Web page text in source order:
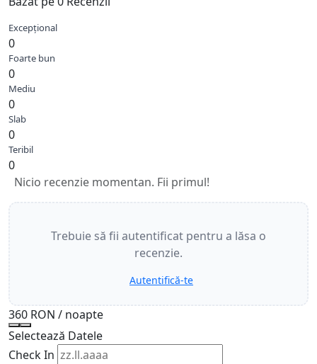
Excepțional
0
Foarte bun
0
Mediu
0
Slab
0
Teribil
0
Nicio recenzie momentan. Fii primul!
Trebuie să fii autentificat pentru a lăsa o
recenzie.
Autentifică-te
360 RON / noapte
Selectează Datele
Check In